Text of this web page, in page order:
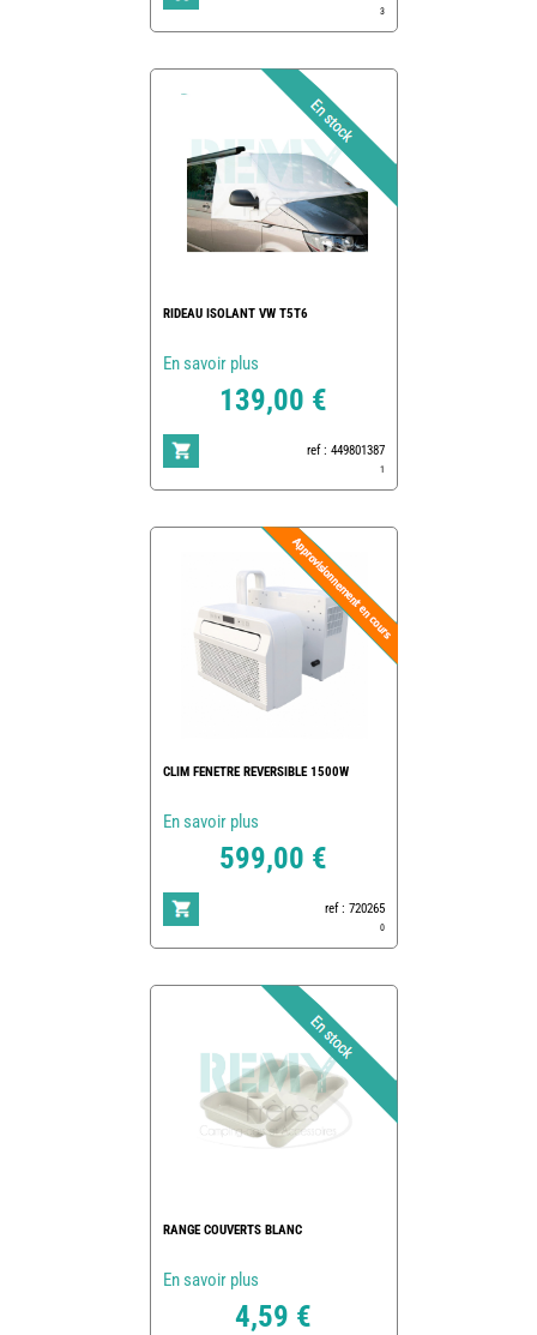
3
RIDEAU ISOLANT VW T5T6
En savoir plus
139,00 €
ref : 449801387
1
CLIM FENETRE REVERSIBLE 1500W
En savoir plus
599,00 €
ref : 720265
0
RANGE COUVERTS BLANC
En savoir plus
4,59 €